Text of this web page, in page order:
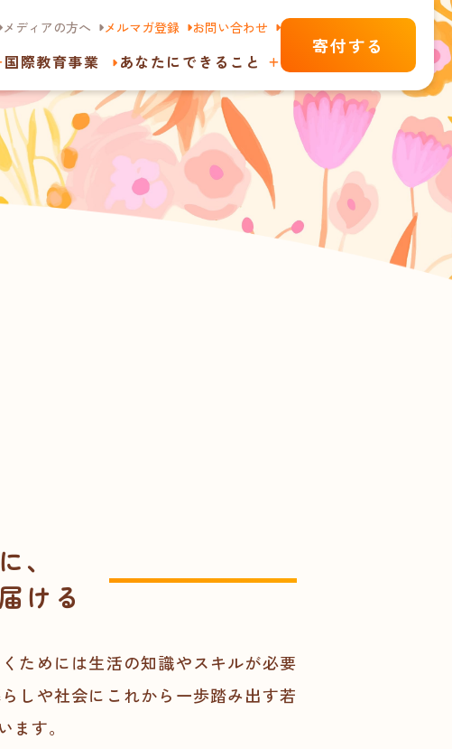
メディアの方へ メルマガ登録 お問い合わせ
国際教育事業 あなたにできること
寄付する
、
ける
ためには生活の知識やスキルが必要
しや社会にこれから一歩踏み出す若
す。